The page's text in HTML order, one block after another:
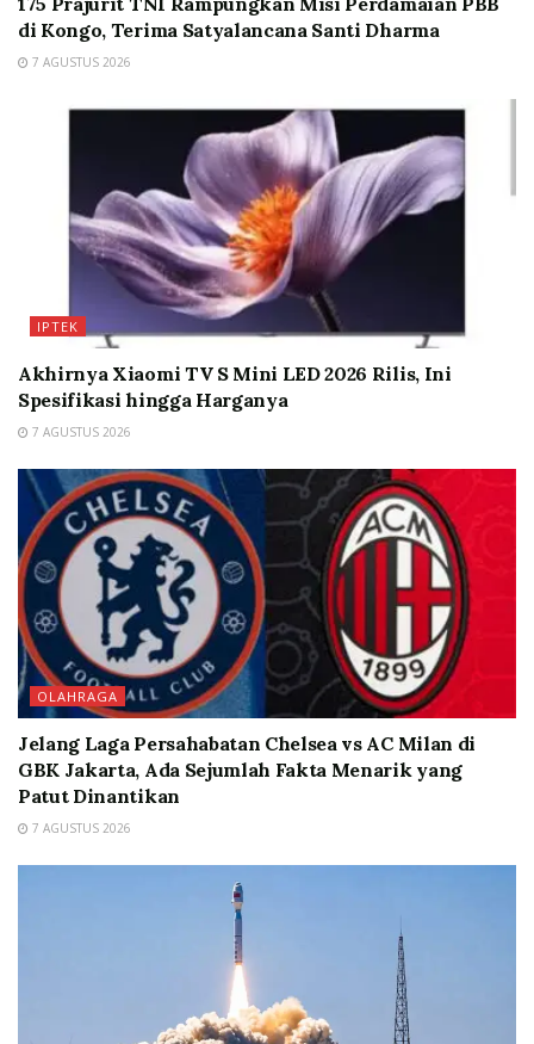
di Kongo, Terima Satyalancana Santi Dharma
7 AGUSTUS 2026
IPTEK
Akhirnya Xiaomi TV S Mini LED 2026 Rilis, Ini
Spesifikasi hingga Harganya
7 AGUSTUS 2026
OLAHRAGA
Jelang Laga Persahabatan Chelsea vs AC Milan di
GBK Jakarta, Ada Sejumlah Fakta Menarik yang
Patut Dinantikan
7 AGUSTUS 2026